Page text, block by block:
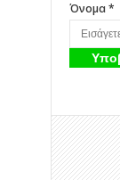
Όνομα *